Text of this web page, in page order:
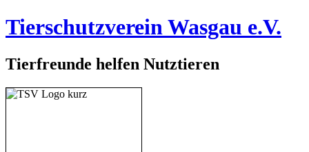
Tierschutzverein Wasgau e.V.
Tierfreunde helfen Nutztieren